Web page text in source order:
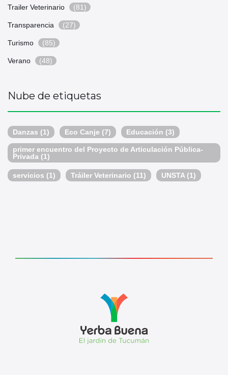
Trailer Veterinario (81)
Transparencia (27)
Turismo (85)
Verano (48)
Nube de etiquetas
Danzas (1) Eco Canje (7) Educación (3)
primer encuentro del Proyecto de Articulación Pública-
Privada (1)
servicios (1) Tráiler Veterinario (11) UNSTA (1)